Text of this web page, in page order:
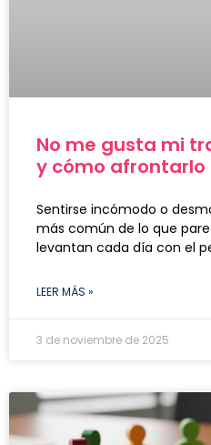
No me gusta mi
y cómo afrontarlo
Sentirse incómodo o
más común de lo que
levantan cada día con el
LEER MÁS »
3 de noviembre de 2025